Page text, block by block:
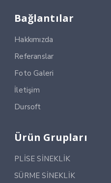
Bağlantılar
Hakkımızda
Referanslar
Foto Galeri
İletişim
Dursoft
Ürün Grupları
PLİSE SİNEKLİK
SÜRME SİNEKLİK